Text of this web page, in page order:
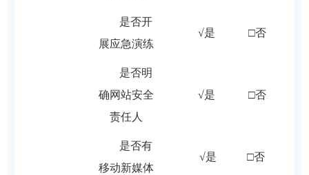
是否开
展应急演练
√是 □否
是否明
确网站安全
责任人
√是 □否
是否有
移动新媒体
√是 □否